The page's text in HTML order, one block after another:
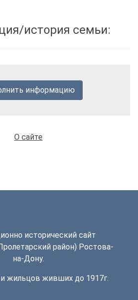
история семьи:
информацию
О сайте
исторический сайт
район) Ростова-
на-Дону.
жильцов живших до 1917г.